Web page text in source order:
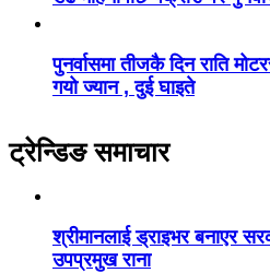
पुनर्वासमा तीजकै दिन राति
गयो ज्यान , दुई घाइते
ट्रेन्डिङ समाचार
श्रीमानलाई ड्राइभर बनाएर
उपप्रमुख राना